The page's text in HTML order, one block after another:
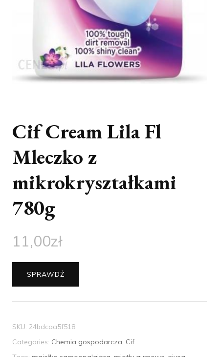
Cif Cream Lila Fl
Mleczko z
mikrokryształkami
780g
11,00zł
SPRAWDŹ
SKU: 24bdcaa5f518
Categories: Chemia gospodarcza, Cif